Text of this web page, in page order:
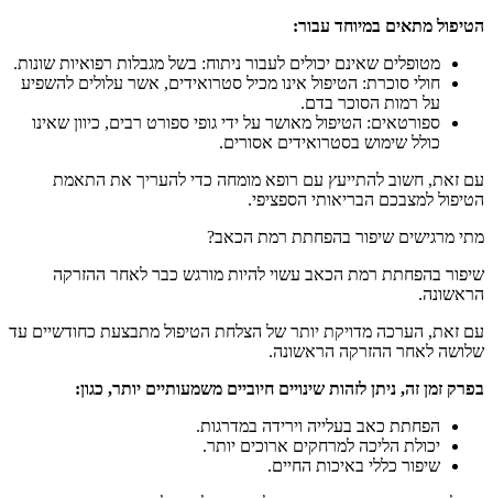
הטיפול מתאים במיוחד עבור:
מטופלים שאינם יכולים לעבור ניתוח: בשל מגבלות רפואיות שונות.
חולי סוכרת: הטיפול אינו מכיל סטרואידים, אשר עלולים להשפיע
על רמות הסוכר בדם.
ספורטאים: הטיפול מאושר על ידי גופי ספורט רבים, כיוון שאינו
כולל שימוש בסטרואידים אסורים.
עם זאת, חשוב להתייעץ עם רופא מומחה כדי להעריך את התאמת
הטיפול למצבכם הבריאותי הספציפי.
מתי מרגישים שיפור בהפחתת רמת הכאב?
שיפור בהפחתת רמת הכאב עשוי להיות מורגש כבר לאחר ההזרקה
הראשונה.
עם זאת, הערכה מדויקת יותר של הצלחת הטיפול מתבצעת כחודשיים עד
שלושה לאחר ההזרקה הראשונה.
בפרק זמן זה, ניתן לזהות שינויים חיוביים משמעותיים יותר, כגון:
הפחתת כאב בעלייה וירידה במדרגות.
יכולת הליכה למרחקים ארוכים יותר.
שיפור כללי באיכות החיים.